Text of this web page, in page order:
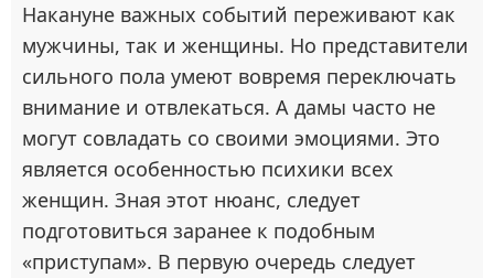
Накануне важных событий переживают как
мужчины, так и женщины. Но представители
сильного пола умеют вовремя переключать
внимание и отвлекаться. А дамы часто не
могут совладать со своими эмоциями. Это
является особенностью психики всех
женщин. Зная этот нюанс, следует
подготовиться заранее к подобным
«приступам». В первую очередь следует